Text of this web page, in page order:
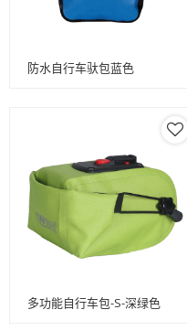
防水自行车驮包蓝色
多功能自行车包-S-深绿色